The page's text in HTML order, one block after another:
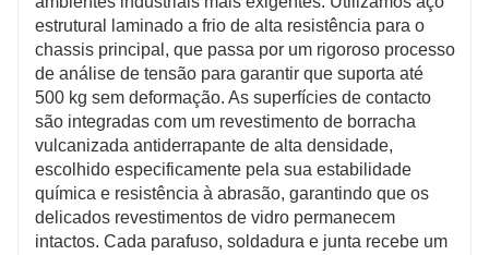
estrutural laminado a frio de alta resistência para o
chassis principal, que passa por um rigoroso processo
de análise de tensão para garantir que suporta até
500 kg sem deformação. As superfícies de contacto
são integradas com um revestimento de borracha
vulcanizada antiderrapante de alta densidade,
escolhido especificamente pela sua estabilidade
química e resistência à abrasão, garantindo que os
delicados revestimentos de vidro permanecem
intactos. Cada parafuso, soldadura e junta recebe um